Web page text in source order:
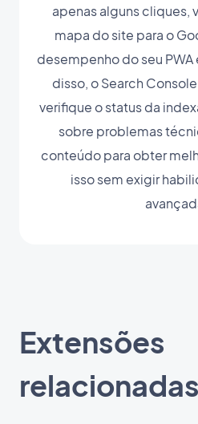
apenas alguns cliques,
mapa do site para o
desempenho do seu
disso, o Search
verifique o status da
sobre problemas
conteúdo para obter
isso sem exigir
Extensões
relacionadas